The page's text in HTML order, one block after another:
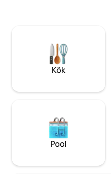
Store ☞ 2,6 miles till Rainbow
Bridge ☜ 9 miles till
Resort ☜ 9 miles till I-44 Avfart
miles väster om Joplin
Kök
Pool